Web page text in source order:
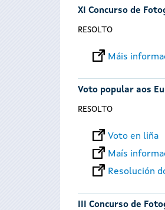
XI Concurso de
RESOLTO
Máis
Voto popular aos
RESOLTO
Voto en liña
Maís
Resolución
III Concurso de